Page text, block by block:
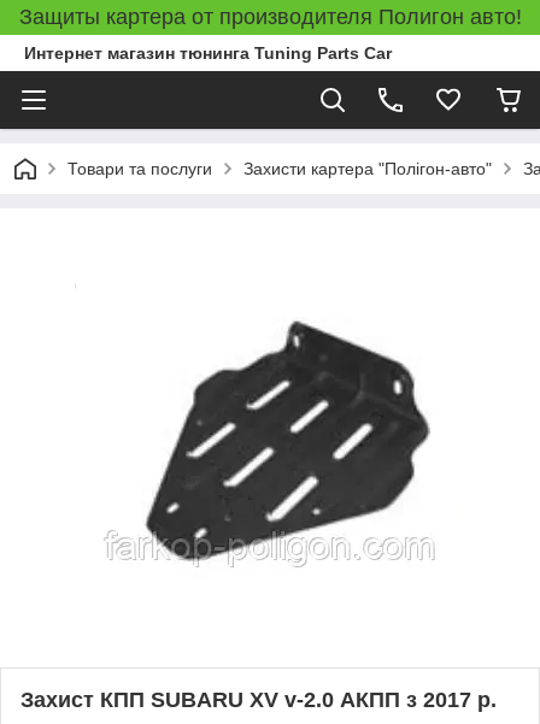
Защиты картера от производителя Полигон авто!
Интернет магазин тюнинга Tuning Parts Car
Товари та послуги Захисти картера "Полігон-авто"
Захист КПП SUBARU XV v-2.0 АКПП з 2017 р.